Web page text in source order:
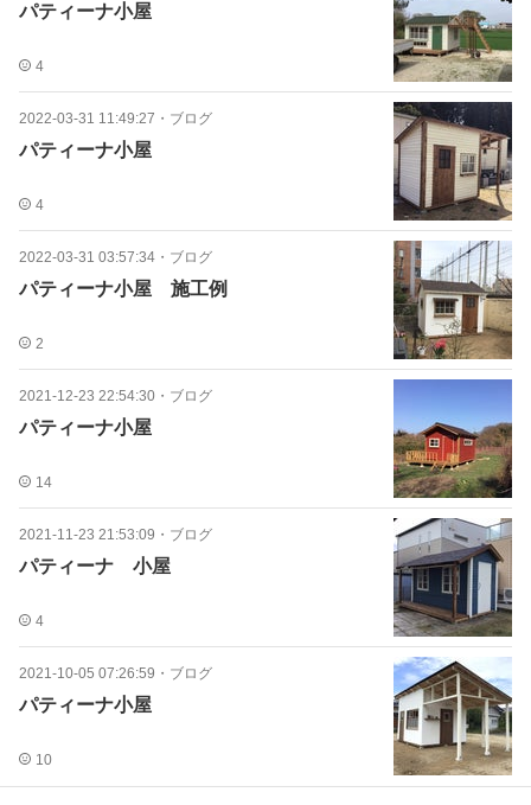
パティーナ小屋
4
2022-03-31 11:49:27 ・ ブログ
パティーナ小屋
4
2022-03-31 03:57:34 ・ ブログ
パティーナ小屋 施工例
2
2021-12-23 22:54:30 ・ ブログ
パティーナ小屋
14
2021-11-23 21:53:09 ・ ブログ
パティーナ 小屋
4
2021-10-05 07:26:59 ・ ブログ
パティーナ小屋
10